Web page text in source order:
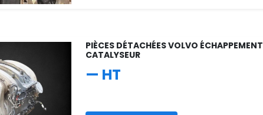
PIÈCES DÉTACHÉES VOLVO ÉCHAPPEMENT
CATALYSEUR
— HT